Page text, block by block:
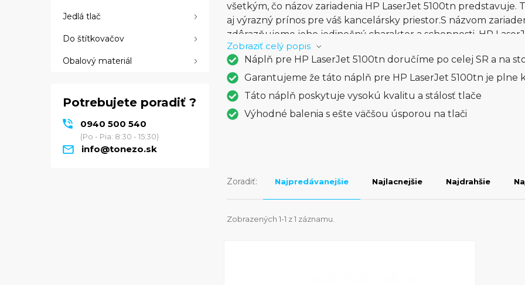
Jedlá tlač
Do štítkovačov
Obalový materiál
Potrebujete poradiť ?
0940 500 540
(Po - Pia: 8:30 - 15:30)
info@tonezo.sk
všetkým, čo názov zariadenia HP LaserJet 5100tn predstavuje.
aj výrazný prínos pre váš kancelársky priestor.S názvom
zdôrazňujeme jeho jedinečný charakter a schopnosti. HP
rozlíšením, poskytujúc jasný a ostrý text, ktorý vyniká na
formáty papiera a možnosť manipulácie s veľkými objemami
v oblasti tlače.S funkciou automatického oboustranného
prináša HP LaserJet 5100tn nielen úsporu času, ale aj
spoľahlivosť a odolnosť sú zárukou, že vždy môžete
dokončené s maximálnou presnosťou a efektívnosťou. HP
Zobraziť celý popis
Náplň pre HP LaserJet 5100tn doručíme po celej SR a na
Garantujeme že táto náplň pre HP LaserJet 5100tn je plne
Táto náplň poskytuje vysokú kvalitu a stálosť tlače
Výhodné balenia s ešte väčšou úsporou na tlači
Zoradiť: Najpredávanejšie Najlacnejšie Najdrahšie
Zobrazených 1-1 z 1 záznamu.